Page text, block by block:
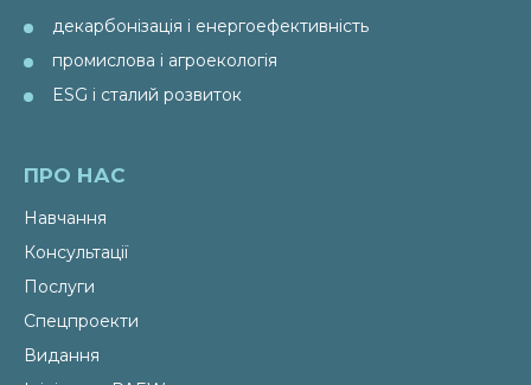
декарбонізація і енергоефективність
промислова і агроекологія
ESG і сталий розвиток
ПРО НАС
Навчання
Консультації
Послуги
Спецпроекти
Видання